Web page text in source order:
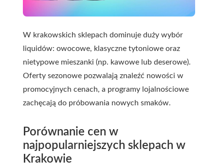
W krakowskich sklepach dominuje duży wybór
liquidów: owocowe, klasyczne tytoniowe oraz
nietypowe mieszanki (np. kawowe lub deserowe).
Oferty sezonowe pozwalają znaleźć nowości w
promocyjnych cenach, a programy lojalnościowe
zachęcają do próbowania nowych smaków.
Porównanie cen w
najpopularniejszych sklepach w
Krakowie